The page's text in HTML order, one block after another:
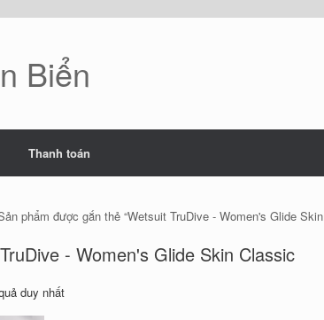
Biển
Thanh toán
phẩm được gắn thẻ “Wetsuit TruDive - Women's Glide
- Women's Glide Skin Classic
duy nhất